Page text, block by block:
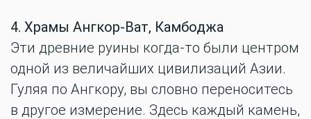
4. Храмы Ангкор-Ват, Камбоджа
Эти древние руины когда-то были центром
одной из величайших цивилизаций Азии.
Гуляя по Ангкору, вы словно переноситесь
в другое измерение. Здесь каждый камень,